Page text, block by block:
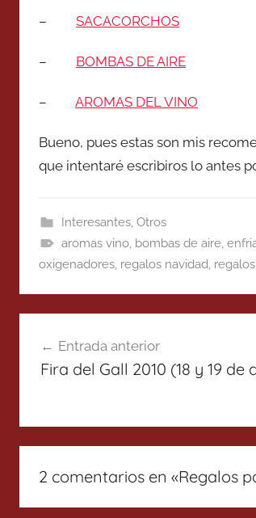
– SACACORCHOS
– BOMBAS DE AIRE
– AROMAS DEL VINO
Bueno, pues estas son mis
que intentaré escribiros lo antes
Interesantes, Otros
aromas vino, bombas de aire,
oxigenadores, regalos navidad,
de
Entrada anterior
Fira del Gall 2010 (18 y 19 de
2 comentarios en «Regalos